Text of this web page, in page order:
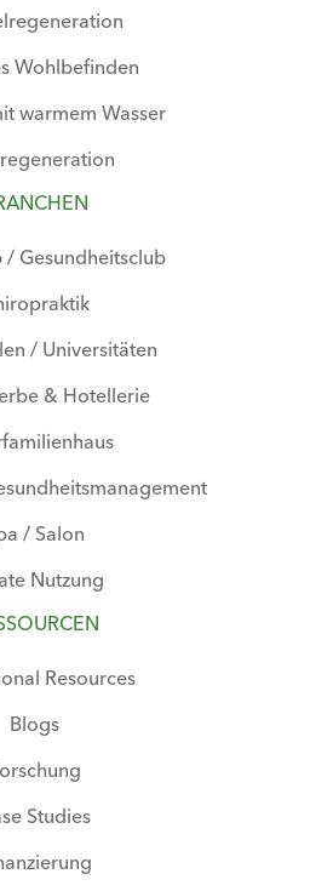
Wohlbefinden
warmem Wasser
/ Gesundheitsclub
/ Universitäten
& Hotellerie
/ Salon
Nutzung
Resources
Blogs
Studies